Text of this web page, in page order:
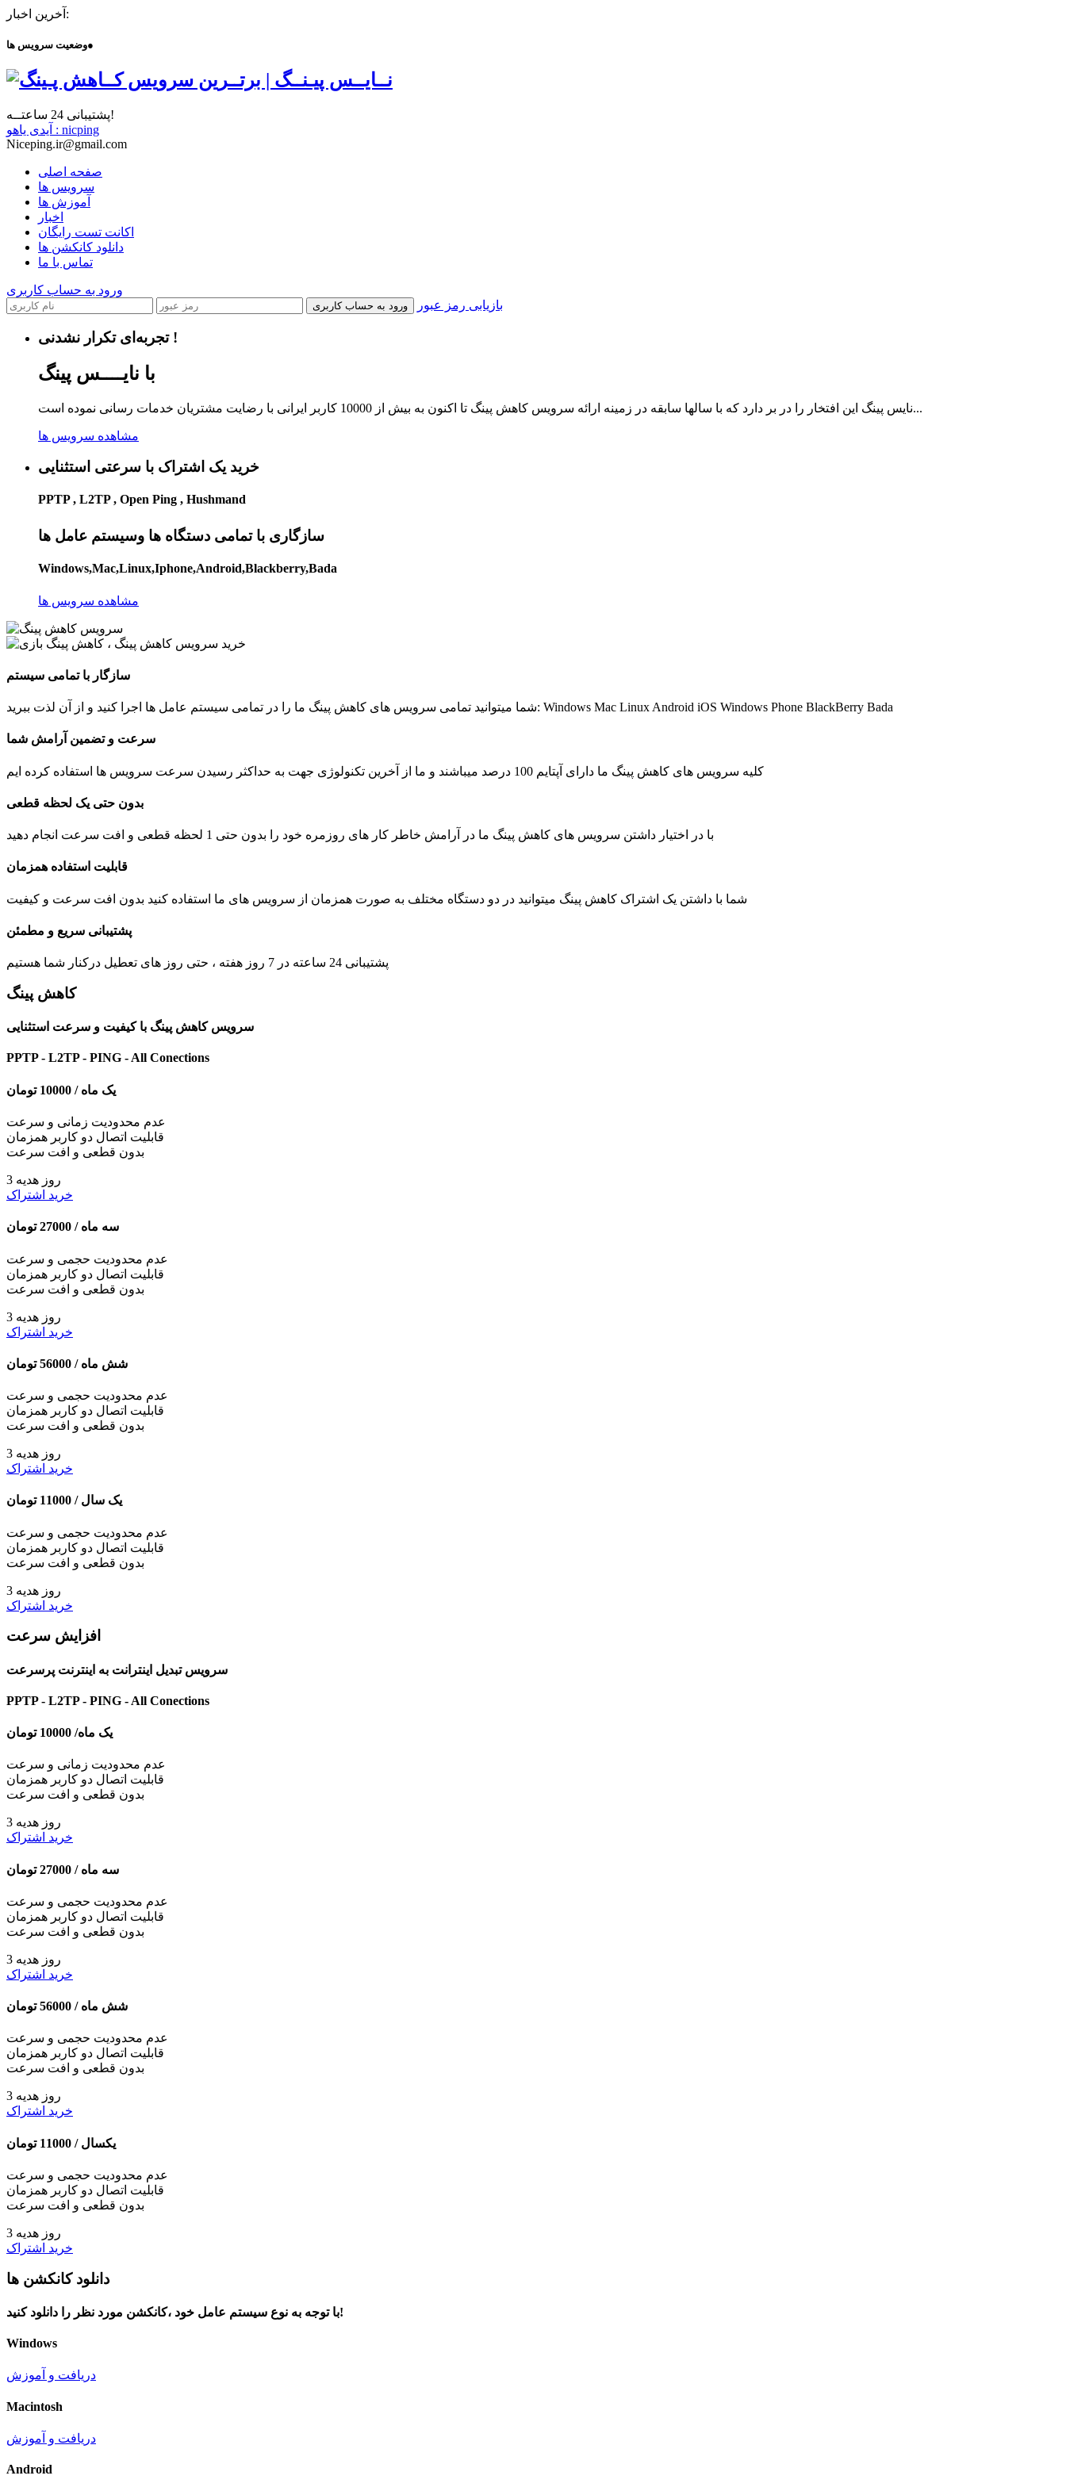
آخرین اخبار:
وضعیت سرویس ها●
پشتیبانی 24 ساعتــه!
آیدی یاهو : nicping
Niceping.ir@gmail.com
صفحه اصلی
سرویس ها
آموزش ها
اخبار
اکانت تست رایگان
دانلود کانکشن ها
تماس با ما
ورود به حساب کاربری
ورود به حساب کاربری بازیابی رمز عبور
تجربه‌ای تکرار نشدنی !
با نایــــس پینگ
نایس پینگ این افتخار را در بر دارد که با سالها سابقه در زمینه ارائه سرویس کاهش پینگ تا اکنون به بیش از 10000 کاربر ایرانی با رضایت مشتریان خدمات رسانی نموده است...
مشاهده سرویس ها
خرید یک اشتراک با سرعتی استثنایی
PPTP , L2TP , Open Ping , Hushmand
سازگاری با تمامی دستگاه ها وسیستم عامل ها
Windows,Mac,Linux,Iphone,Android,Blackberry,Bada
مشاهده سرویس ها
سازگار با تمامی سیستم
شما میتوانید تمامی سرویس های کاهش پینگ ما را در تمامی سیستم عامل ها اجرا کنید و از آن لذت ببرید: Windows Mac Linux Android iOS Windows Phone BlackBerry Bada
سرعت و تضمین آرامش شما
کلیه سرویس های کاهش پینگ ما دارای آپتایم 100 درصد میباشند و ما از آخرین تکنولوژی جهت به حداکثر رسیدن سرعت سرویس ها استفاده کرده ایم
بدون حتی یک لحظه قطعی
با در اختیار داشتن سرویس های کاهش پینگ ما در آرامش خاطر کار های روزمره خود را بدون حتی 1 لحظه قطعی و افت سرعت انجام دهید
قابلیت استفاده همزمان
شما با داشتن یک اشتراک کاهش پینگ میتوانید در دو دستگاه مختلف به صورت همزمان از سرویس های ما استفاده کنید بدون افت سرعت و کیفیت
پشتیبانی سریع و مطمئن
پشتیبانی 24 ساعته در 7 روز هفته ، حتی روز های تعطیل درکنار شما هستیم
کاهش پینگ
سرویس کاهش پینگ با کیفیت و سرعت استثنایی
PPTP - L2TP - PING - All Conections
یک ماه / 10000 تومان
عدم محدودیت زمانی و سرعت
قابلیت اتصال دو کاربر همزمان
بدون قطعی و افت سرعت
3 روز هدیه
خرید اشتراک
سه ماه / 27000 تومان
عدم محدودیت حجمی و سرعت
قابلیت اتصال دو کاربر همزمان
بدون قطعی و افت سرعت
3 روز هدیه
خرید اشتراک
شش ماه / 56000 تومان
عدم محدودیت حجمی و سرعت
قابلیت اتصال دو کاربر همزمان
بدون قطعی و افت سرعت
3 روز هدیه
خرید اشتراک
یک سال / 11000 تومان
عدم محدودیت حجمی و سرعت
قابلیت اتصال دو کاربر همزمان
بدون قطعی و افت سرعت
3 روز هدیه
خرید اشتراک
افزایش سرعت
سرویس تبدیل اینترانت به اینترنت پرسرعت
PPTP - L2TP - PING - All Conections
یک ماه/ 10000 تومان
عدم محدودیت زمانی و سرعت
قابلیت اتصال دو کاربر همزمان
بدون قطعی و افت سرعت
3 روز هدیه
خرید اشتراک
سه ماه / 27000 تومان
عدم محدودیت حجمی و سرعت
قابلیت اتصال دو کاربر همزمان
بدون قطعی و افت سرعت
3 روز هدیه
خرید اشتراک
شش ماه / 56000 تومان
عدم محدودیت حجمی و سرعت
قابلیت اتصال دو کاربر همزمان
بدون قطعی و افت سرعت
3 روز هدیه
خرید اشتراک
یکسال / 11000 تومان
عدم محدودیت حجمی و سرعت
قابلیت اتصال دو کاربر همزمان
بدون قطعی و افت سرعت
3 روز هدیه
خرید اشتراک
دانلود کانکشن ها
با توجه به نوع سیستم عامل خود ،کانکشن مورد نظر را دانلود کنید!
Windows
دریافت و آموزش
Macintosh
دریافت و آموزش
Android